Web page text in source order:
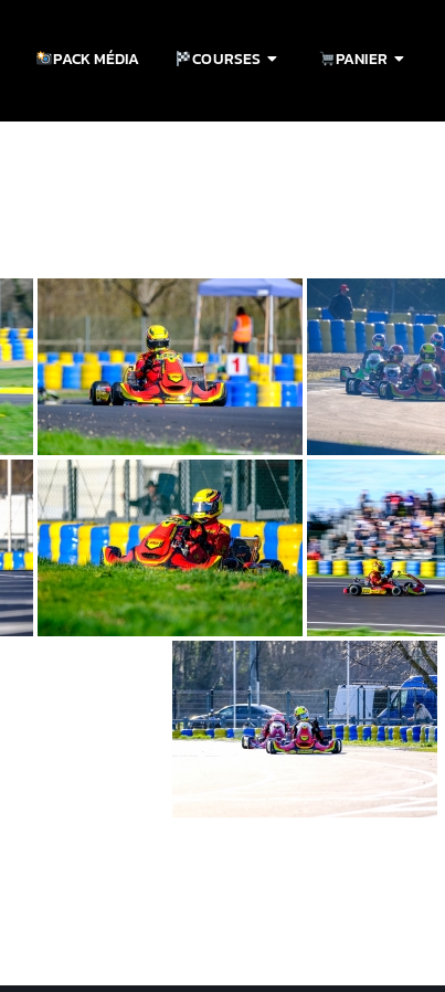
PACK MÉDIA COURSES PANIER